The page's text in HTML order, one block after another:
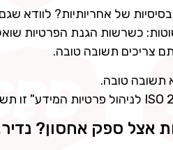
של אחריותיות? לוודא שגם
כשרשות הגנת הפרטיות
צריכים תשובה טובה.
תשובה טובה.
אצל ספק אחסון? נדיר.